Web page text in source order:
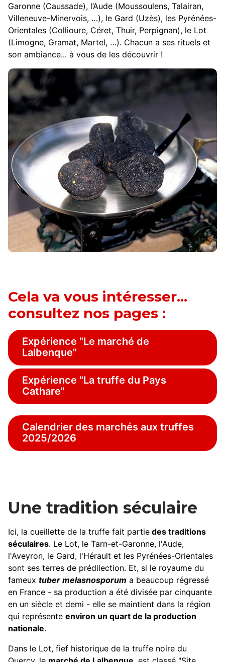
Garonne (Caussade), l’Aude (Moussoulens, Talairan,
Villeneuve-Minervois, …), le Gard (Uzès), les Pyrénées-
Orientales (Collioure, Céret, Thuir, Perpignan), le Lot
(Limogne, Gramat, Martel, …). Chacun a ses rituels et
son ambiance... à vous de les découvrir !
Cela va vous intéresser...
consultez nos pages :
Expérience "Le marché de
Lalbenque"
Expérience "La truffe du Pays
Cathare"
Calendrier des marchés aux truffes
2025/2026
Une tradition séculaire
Ici, la cueillette de la truffe fait partie des traditions
séculaires. Le Lot, le Tarn-et-Garonne, l'Aude,
l'Aveyron, le Gard, l'Hérault et les Pyrénées-Orientales
sont ses terres de prédilection. Et, si le royaume du
fameux tuber melasnosporum a beaucoup régressé
en France - sa production a été divisée par cinquante
en un siècle et demi - elle se maintient dans la région
qui représente environ un quart de la production
nationale.
Dans le Lot, fief historique de la truffe noire du